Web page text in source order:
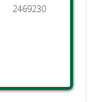
2469230